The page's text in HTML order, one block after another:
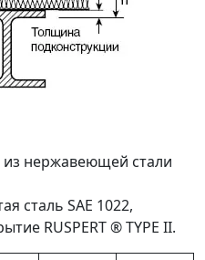
нержавеющей стали
сталь SAE 1022,
RUSPERT ® TYPE II.